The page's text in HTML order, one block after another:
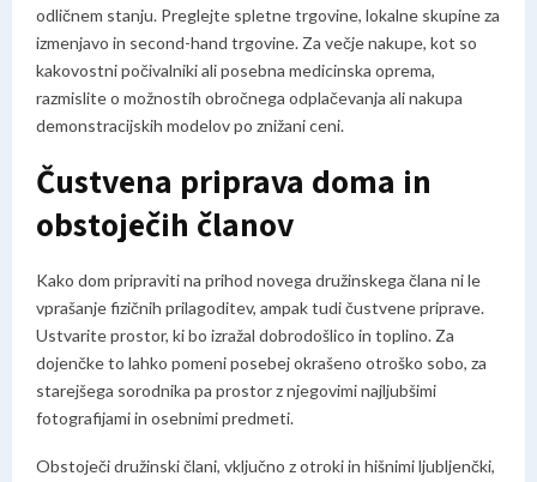
odličnem stanju. Preglejte spletne trgovine, lokalne skupine za
izmenjavo in second-hand trgovine. Za večje nakupe, kot so
kakovostni počivalniki ali posebna medicinska oprema,
razmislite o možnostih obročnega odplačevanja ali nakupa
demonstracijskih modelov po znižani ceni.
Čustvena priprava doma in
obstoječih članov
Kako dom pripraviti na prihod novega družinskega člana ni le
vprašanje fizičnih prilagoditev, ampak tudi čustvene priprave.
Ustvarite prostor, ki bo izražal dobrodošlico in toplino. Za
dojenčke to lahko pomeni posebej okrašeno otroško sobo, za
starejšega sorodnika pa prostor z njegovimi najljubšimi
fotografijami in osebnimi predmeti.
Obstoječi družinski člani, vključno z otroki in hišnimi ljubljenčki,